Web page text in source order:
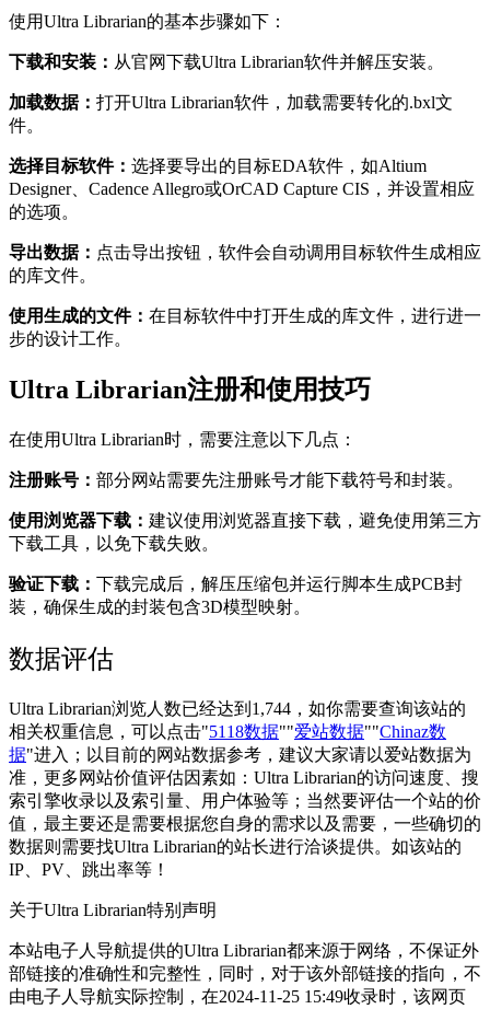
使用Ultra Librarian的基本步骤如下：
‌下载和安装‌： 从官网下载Ultra Librarian软件并解压安装‌。
‌加载数据‌： 打开Ultra Librarian软件，加载需要转化的.bxl文
件‌。
‌选择目标软件‌： 选择要导出的目标EDA软件，如Altium
Designer、Cadence Allegro或OrCAD Capture CIS，并设置相应
的选项‌。
‌导出数据‌： 点击导出按钮，软件会自动调用目标软件生成相应
的库文件‌。
‌使用生成的文件‌： 在目标软件中打开生成的库文件，进行进一
步的设计工作‌。
Ultra Librarian注册和使用技巧
在使用Ultra Librarian时，需要注意以下几点：
‌注册账号‌： 部分网站需要先注册账号才能下载符号和封装‌。
使用浏览器下载‌： 建议使用浏览器直接下载，避免使用第三方
下载工具，以免下载失败‌。
‌验证下载‌： 下载完成后，解压压缩包并运行脚本生成PCB封
装，确保生成的封装包含3D模型映射‌。
数据评估
Ultra Librarian浏览人数已经达到1,744，如你需要查询该站的
相关权重信息，可以点击"5118数据""爱站数据""Chinaz数
据"进入；以目前的网站数据参考，建议大家请以爱站数据为
准，更多网站价值评估因素如：Ultra Librarian的访问速度、搜
索引擎收录以及索引量、用户体验等；当然要评估一个站的价
值，最主要还是需要根据您自身的需求以及需要，一些确切的
数据则需要找Ultra Librarian的站长进行洽谈提供。如该站的
IP、PV、跳出率等！
关于Ultra Librarian特别声明
本站电子人导航提供的Ultra Librarian都来源于网络，不保证外
部链接的准确性和完整性，同时，对于该外部链接的指向，不
由电子人导航实际控制，在2024-11-25 15:49收录时，该网页